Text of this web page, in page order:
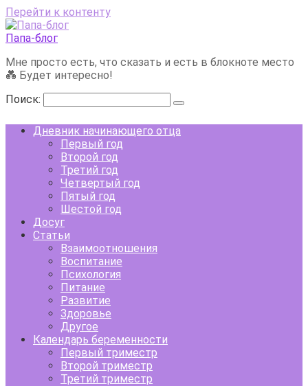
Перейти к контенту
Папа-блог
Мне просто есть, что сказать и есть в блокноте место
💑 Будет интересно!
Поиск:
Дневник начинающего отца
Первый год
Второй год
Третий год
Четвертый год
Пятый год
Шестой год
Досуг
Статьи
Взаимоотношения
Воспитание
Психология
Питание
Развитие
Здоровье
Другое
Календарь беременности
Первый триместр
Второй триместр
Третий триместр